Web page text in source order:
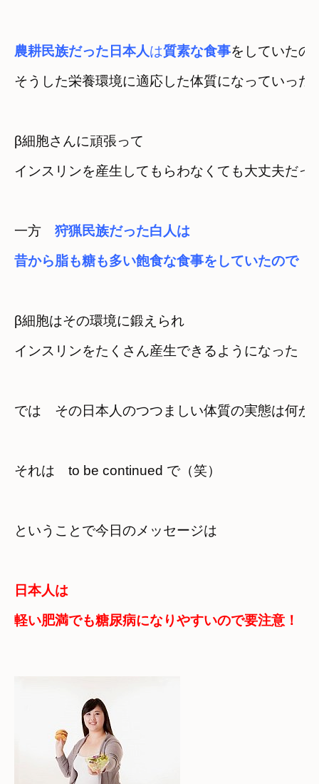
農耕民族だった日本人は質素な食事をしていたの
β細胞さんに頑張って
インスリンを産生してもらわなくても大丈夫だっ
一方 狩猟民族だった白人は
β細胞はその環境に鍛えられ
インスリンをたくさん産生できるようになった
では　その日本人のつつましい体質の実態は何
それは　to be continued で（笑）
ということで今日のメッセージは
日本人は
軽い肥満でも糖尿病になりやすいので要注意！